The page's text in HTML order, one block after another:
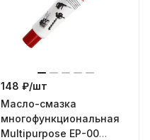
148 ₽/шт
Масло-смазка
многофункциональная
Multipurpose ЕР-00